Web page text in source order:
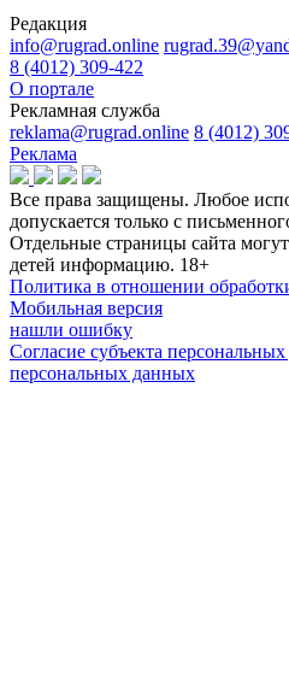
Редакция
info@rugrad.online
8 (4012) 309-422
О портале
Рекламная служба
reklama@rugrad.online 8 (4012)
Реклама
Все права защищены. Любое
допускается только с
Отдельные страницы сайта
детей информацию. 18+
Политика в отношении
Мобильная версия
нашли ошибку
Согласие субъекта
персональных данных